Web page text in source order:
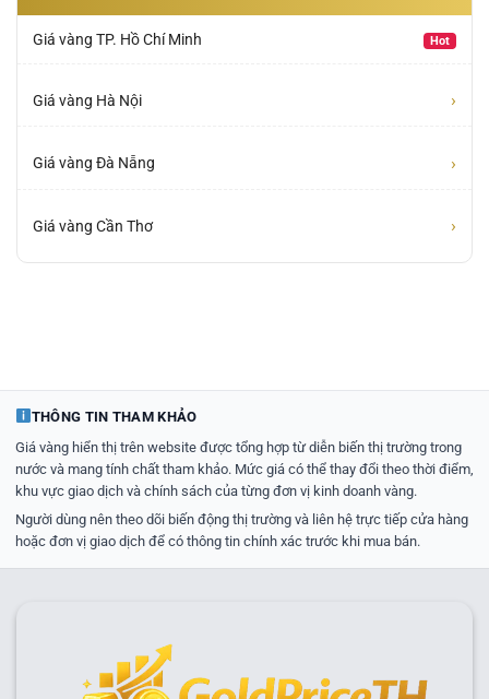
Giá vàng TP. Hồ Chí Minh Hot
Giá vàng Hà Nội ›
Giá vàng Đà Nẵng ›
Giá vàng Cần Thơ ›
THÔNG TIN THAM KHẢO
Giá vàng hiển thị trên website được tổng hợp từ diễn biến thị trường trong
nước và mang tính chất tham khảo. Mức giá có thể thay đổi theo thời điểm,
khu vực giao dịch và chính sách của từng đơn vị kinh doanh vàng.
Người dùng nên theo dõi biến động thị trường và liên hệ trực tiếp cửa hàng
hoặc đơn vị giao dịch để có thông tin chính xác trước khi mua bán.